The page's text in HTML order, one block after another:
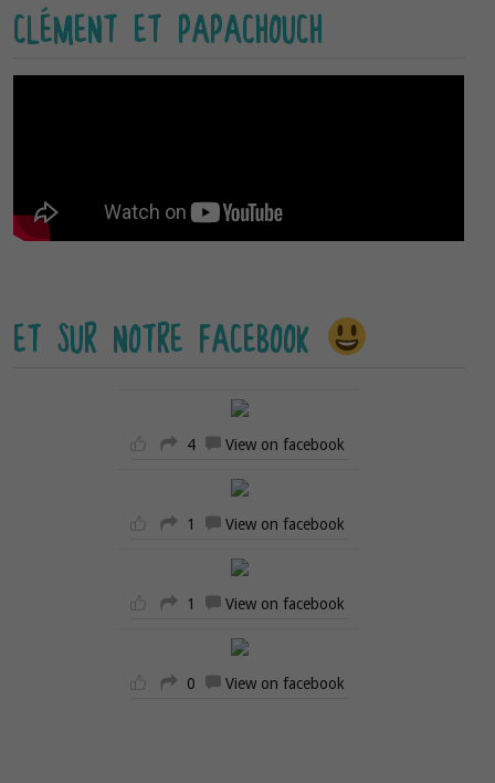
CLÉMENT ET PAPACHOUCH
ET SUR NOTRE FACEBOOK
4 View on facebook
1 View on facebook
1 View on facebook
0 View on facebook